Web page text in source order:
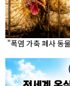
"폭염 가축 폐사 동